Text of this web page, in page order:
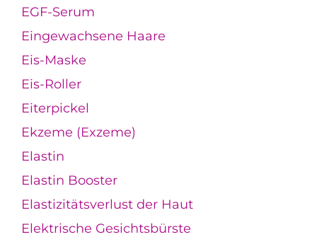
EGF-Serum
Eingewachsene Haare
Eis-Maske
Eis-Roller
Eiterpickel
Ekzeme (Exzeme)
Elastin
Elastin Booster
Elastizitätsverlust der Haut
Elektrische Gesichtsbürste